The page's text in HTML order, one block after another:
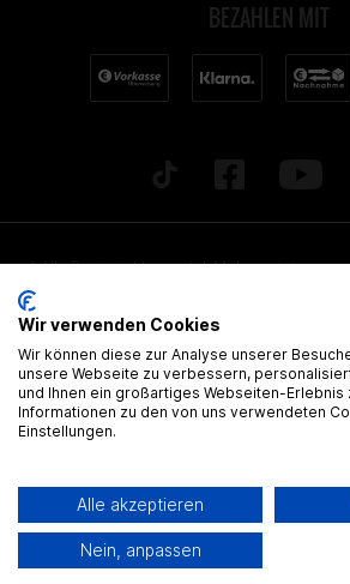
BEZAHLEN MIT
* Alle Preise inkl. gesetzl. Mehrwertsteuer
angegebenen Lieferzeiten beziehen sich
Alle Artikel sind, wenn nicht anders
gültige Zulassung
® Alle Markennamen, Warenzeichen und
sind Eigentum Ihrer rechtmässigen
Beschreibung.
Wir verwenden Cookies
Wir können diese zur Analyse unserer
unsere Webseite zu verbessern,
und Ihnen ein großartiges Webseiten-Erlebnis
Informationen zu den von uns verwendeten
Einstellungen.
Alle akzeptieren
Nein, anpassen